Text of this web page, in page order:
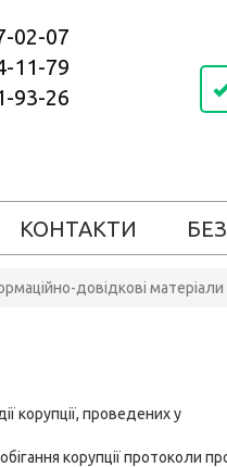
02-07
11-79
93-26
КОНТАКТИ
довідкові матеріали
корупції, проведених у
корупції протоколи